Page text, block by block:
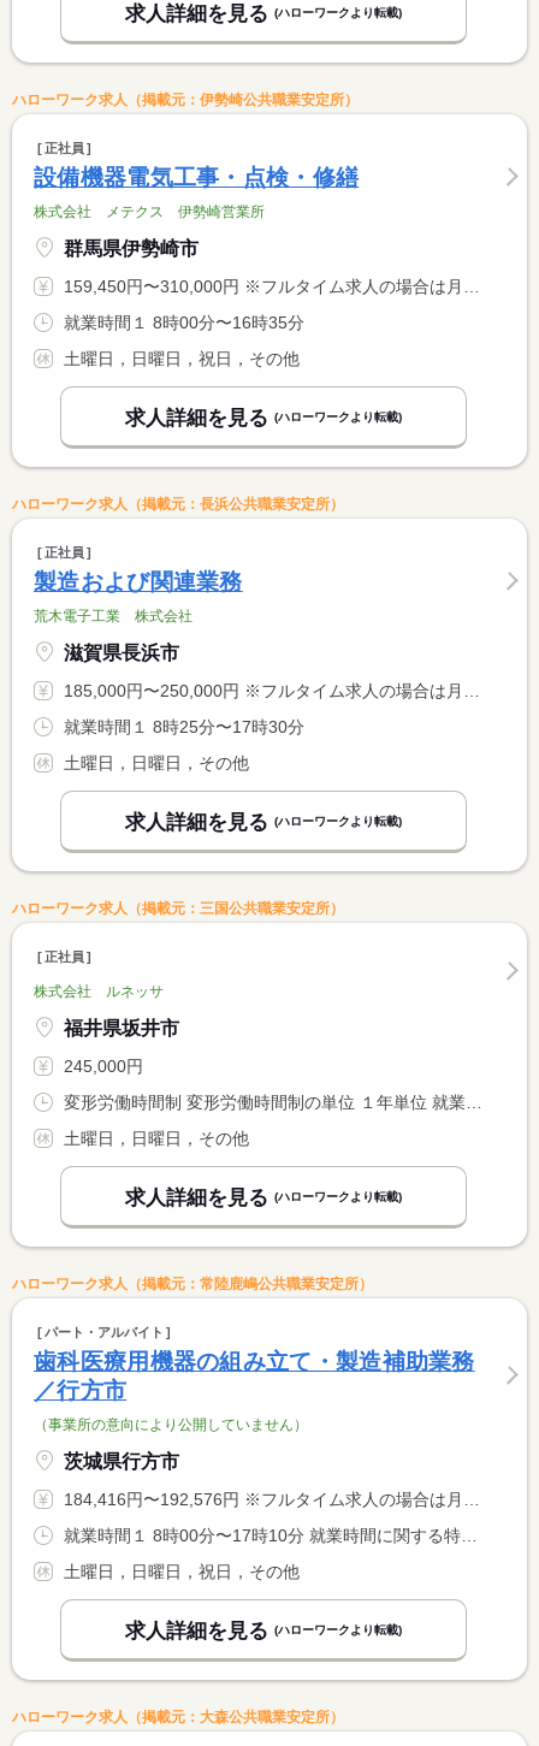
求人詳細を見る (ハローワークより転載)
ハローワーク求人（掲載元：伊勢崎公共職業安定所）
正社員
設備機器電気工事・点検・修繕
株式会社 メテクス 伊勢崎営業所
群馬県伊勢崎市
159,450円〜310,000円 ※フルタイム求人の場合は月額（換算額）、パート求人の場合は時間額を表示しています。
就業時間１ 8時00分〜16時35分
土曜日，日曜日，祝日，その他
求人詳細を見る (ハローワークより転載)
ハローワーク求人（掲載元：長浜公共職業安定所）
正社員
製造および関連業務
荒木電子工業 株式会社
滋賀県長浜市
185,000円〜250,000円 ※フルタイム求人の場合は月額（換算額）、パート求人の場合は時間額を表示しています。
就業時間１ 8時25分〜17時30分
土曜日，日曜日，その他
求人詳細を見る (ハローワークより転載)
ハローワーク求人（掲載元：三国公共職業安定所）
正社員
株式会社 ルネッサ
福井県坂井市
245,000円
変形労働時間制 変形労働時間制の単位 １年単位 就業時間１ 8時00分〜17時00分
土曜日，日曜日，その他
求人詳細を見る (ハローワークより転載)
ハローワーク求人（掲載元：常陸鹿嶋公共職業安定所）
パート・アルバイト
歯科医療用機器の組み立て・製造補助業務
／行方市
（事業所の意向により公開していません）
茨城県行方市
184,416円〜192,576円 ※フルタイム求人の場合は月額（換算額）、パート求人の場合は時間額を表示しています。
就業時間１ 8時00分〜17時10分 就業時間に関する特記事項 勤務時間についてご希望がある場合は、ご相談下さい。
土曜日，日曜日，祝日，その他
求人詳細を見る (ハローワークより転載)
ハローワーク求人（掲載元：大森公共職業安定所）